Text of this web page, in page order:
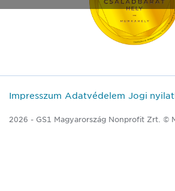
Impresszum Adatvédelem Jogi
2026 - GS1 Magyarország Nonprofit Zrt. ©